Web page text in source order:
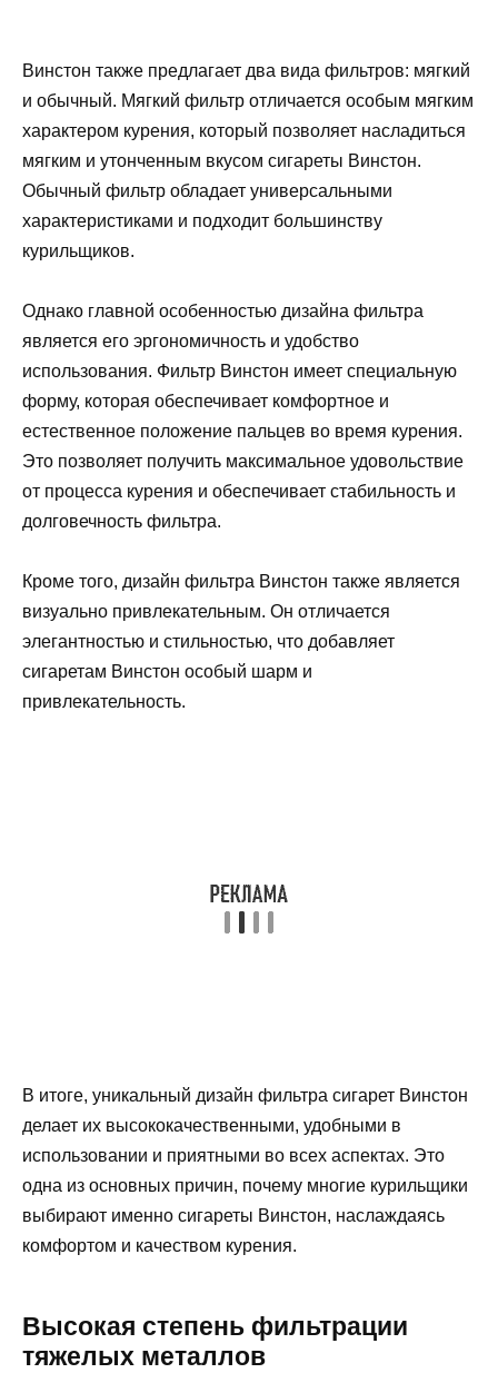
Винстон также предлагает два вида фильтров: мягкий
и обычный. Мягкий фильтр отличается особым мягким
характером курения, который позволяет насладиться
мягким и утонченным вкусом сигареты Винстон.
Обычный фильтр обладает универсальными
характеристиками и подходит большинству
курильщиков.
Однако главной особенностью дизайна фильтра
является его эргономичность и удобство
использования. Фильтр Винстон имеет специальную
форму, которая обеспечивает комфортное и
естественное положение пальцев во время курения.
Это позволяет получить максимальное удовольствие
от процесса курения и обеспечивает стабильность и
долговечность фильтра.
Кроме того, дизайн фильтра Винстон также является
визуально привлекательным. Он отличается
элегантностью и стильностью, что добавляет
сигаретам Винстон особый шарм и
привлекательность.
В итоге, уникальный дизайн фильтра сигарет Винстон
делает их высококачественными, удобными в
использовании и приятными во всех аспектах. Это
одна из основных причин, почему многие курильщики
выбирают именно сигареты Винстон, наслаждаясь
комфортом и качеством курения.
Высокая степень фильтрации
тяжелых металлов